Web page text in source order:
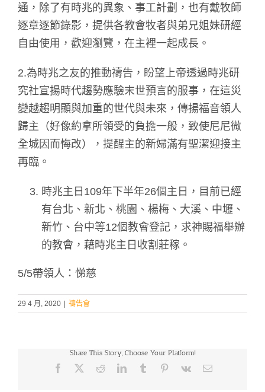
通，除了有時兆的異象、事工計劃，也有戴牧師
逐章逐節錄影，提供各教會牧者與弟兄姐妹研經
自由使用，歡迎瀏覽，在主裡一起成長。
2.為時兆之友的推動禱告，盼望上帝透過時兆研
究社宣揚時代趨勢應驗末世預言的服事，在這災
變越趨明顯與加重的世代與未來，傳揚福音領人
歸主（好像約拿所領受的負擔一般，致使尼尼微
全城因而悔改），提醒主的新婦滿有聖潔迎接主
再臨。
時兆主日109年下半年26個主日，目前已經
有台北、新北、桃園、楊梅、大溪、中壢、
新竹、台中等12個教會登記，求神賜福舉辦
的教會，藉時兆主日收割莊稼。
5/5帶領人：悌慈
29 4 月, 2020 禱告會
Share This Story, Choose Your Platform!
Facebook RedditLinkedInTumblr Pinterest
Vk Email: